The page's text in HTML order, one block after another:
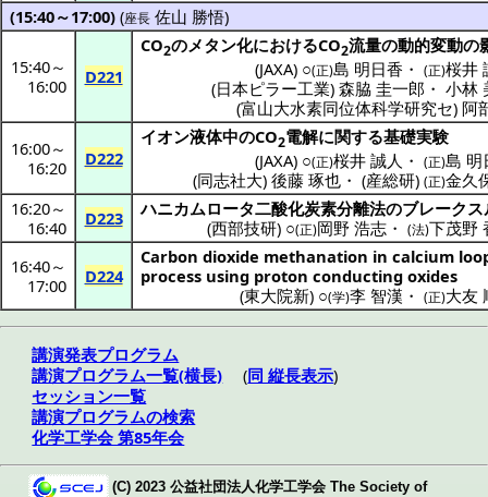
(15:40～17:00) (座長 佐山 勝悟)
15:40～
16:00
D221
CO2のメタン化におけるCO2流量の動的変動の
(JAXA) ○(正)島 明日香 ・ (正)桜井
(日本ピラー工業) 森脇 圭一郎 ・ 小林
(富山大水素同位体科学研究セ) 阿
16:00～
16:20
D222
イオン液体中のCO2電解に関する基礎実験
(JAXA) ○(正)桜井 誠人 ・ (正)島 明
(同志社大) 後藤 琢也・ (産総研) (正)金久
16:20～
16:40
D223 ハニカムロータ二酸化炭素分離法のブレーク
(西部技研) ○(正)岡野 浩志・ (法)下茂野
16:40～
17:00
D224
Carbon dioxide methanation in calcium
process using proton conducting oxides
(東大院新) ○(学)李 智漢 ・ (正)大友
講演発表プログラム
講演プログラム一覧(横長) (同 縦長表示)
セッション一覧
講演プログラムの検索
化学工学会 第85年会
(C) 2023 公益社団法人化学工学会 The Society of